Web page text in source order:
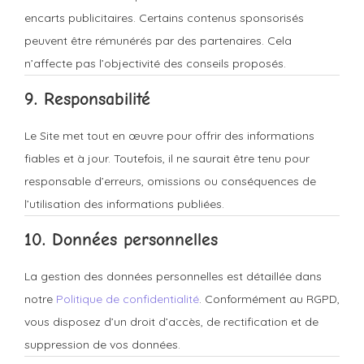
encarts publicitaires. Certains contenus sponsorisés
peuvent être rémunérés par des partenaires. Cela
n’affecte pas l’objectivité des conseils proposés.
9. Responsabilité
Le Site met tout en œuvre pour offrir des informations
fiables et à jour. Toutefois, il ne saurait être tenu pour
responsable d’erreurs, omissions ou conséquences de
l’utilisation des informations publiées.
10. Données personnelles
La gestion des données personnelles est détaillée dans
notre Politique de confidentialité. Conformément au RGPD,
vous disposez d’un droit d’accès, de rectification et de
suppression de vos données.